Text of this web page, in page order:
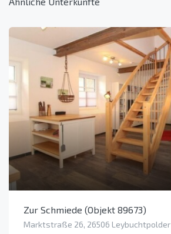
Zur Schmiede (Objekt 89673)
Marktstraße 26, 26506 Leybuchtpolder